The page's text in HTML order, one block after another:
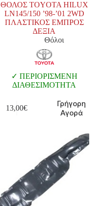
ΘΟΛΟΣ TOYOTA HILUX
LN145/150 ’98-’01 2WD
ΠΛΑΣΤΙΚΟΣ ΕΜΠΡΟΣ
ΔΕΞΙΑ
Θόλοι
ΠΕΡΙΟΡΙΣΜΕΝΗ
ΔΙΑΘΕΣΙΜΟΤΗΤΑ
13,00€
Γρήγορη
Αγορά